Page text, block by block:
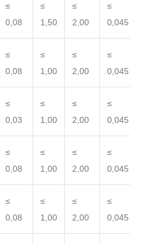
≤
0,08
≤
1,50
≤
2,00
≤
0,045
≤
0,08
≤
1,00
≤
2,00
≤
0,045
≤
0,03
≤
1,00
≤
2,00
≤
0,045
≤
0,08
≤
1,00
≤
2,00
≤
0,045
≤
0,08
≤
1,00
≤
2,00
≤
0,045